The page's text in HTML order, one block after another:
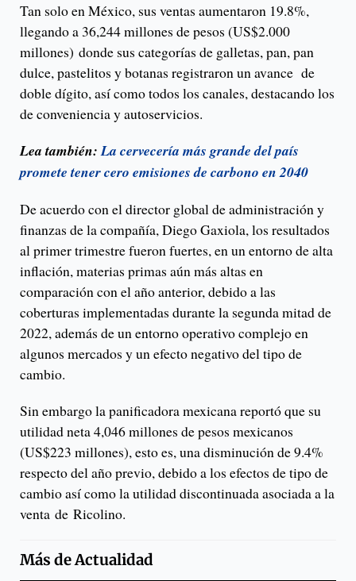
Tan solo en México, sus ventas aumentaron 19.8%,
llegando a 36,244 millones de pesos (US$2.000
millones) donde sus categorías de galletas, pan, pan
dulce, pastelitos y botanas registraron un avance de
doble dígito, así como todos los canales, destacando los
de conveniencia y autoservicios.
Lea también:La cervecería más grande del país
promete tener cero emisiones de carbono en 2040
De acuerdo con el director global de administración y
finanzas de la compañía, Diego Gaxiola, los resultados
al primer trimestre fueron fuertes, en un entorno de alta
inflación, materias primas aún más altas en
comparación con el año anterior, debido a las
coberturas implementadas durante la segunda mitad de
2022, además de un entorno operativo complejo en
algunos mercados y un efecto negativo del tipo de
cambio.
Sin embargo la panificadora mexicana reportó que su
utilidad neta 4,046 millones de pesos mexicanos
(US$223 millones), esto es, una disminución de 9.4%
respecto del año previo, debido a los efectos de tipo de
cambio así como la utilidad discontinuada asociada a la
venta de Ricolino.
Más deActualidad